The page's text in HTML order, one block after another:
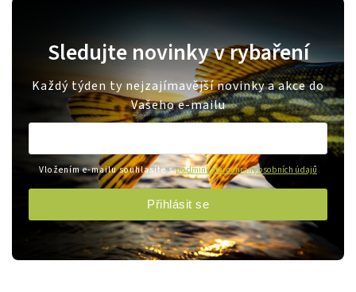
Sledujte novinky v rybaření
Každý týden ty nejzajímavější novinky a akce do
Vašeho e-mailu
Vložením e-mailu souhlasíte spodmínkami ochrany osobních údajů
Přihlásit se